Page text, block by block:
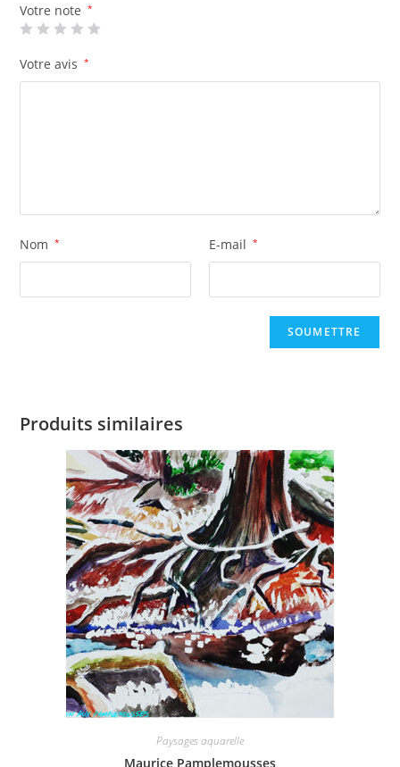
Votre note *
Votre avis *
Nom * E-mail *
Produits similaires
Paysages aquarelle
Maurice Pamplemousses